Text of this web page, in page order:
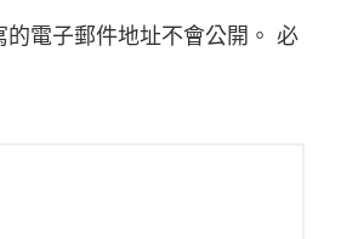
電子郵件地址不會公開。 必